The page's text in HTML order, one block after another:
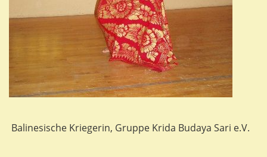
Balinesische Kriegerin, Gruppe Krida Budaya Sari e.V.